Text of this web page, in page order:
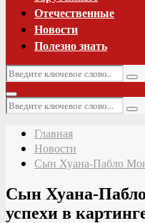
Отечественные
Новости
Полезно знать
Искать:
Основное
меню
Искать:
Главная
Новости
Сын Хуана-Пабло
Сын Хуана-
успехи в